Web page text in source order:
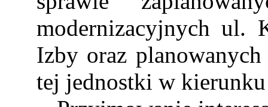
modernizacyjnych ul.
Izby oraz planowanych
tej jednostki w